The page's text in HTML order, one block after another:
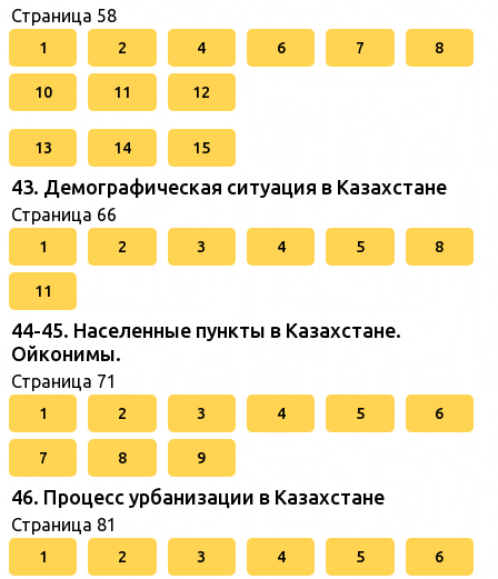
Страница 58
1 2 4 6 7 8
10 11 12
13 14 15
43. Демографическая ситуация в Казахстане
Страница 66
1 2 3 4 5 8
11
44-45. Населенные пункты в Казахстане.
Ойконимы.
Страница 71
1 2 3 4 5 6
7 8 9
46. Процесс урбанизации в Казахстане
Страница 81
1 2 3 4 5 6